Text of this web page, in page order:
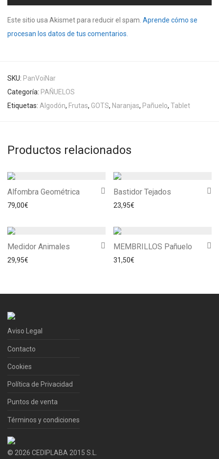
Este sitio usa Akismet para reducir el spam. Aprende cómo se
procesan los datos de tus comentarios.
SKU: PanVoiNar
Categoría: PAÑUELOS
Etiquetas: Algodón, Frutas, GOTS, Naranjas, Pañuelo, Tablet
Productos relacionados
Alfombra Geométrica
79,00€
Bastidor Tejados
23,95€
Medidor Animales
29,95€
MEMBRILLOS Pañuelo
31,50€
Aviso Legal
Contacto
Cookies
Política de Privacidad
Puntos de venta
Términos y condiciones
© 2026 CEDIPLABA 2015 S.L.